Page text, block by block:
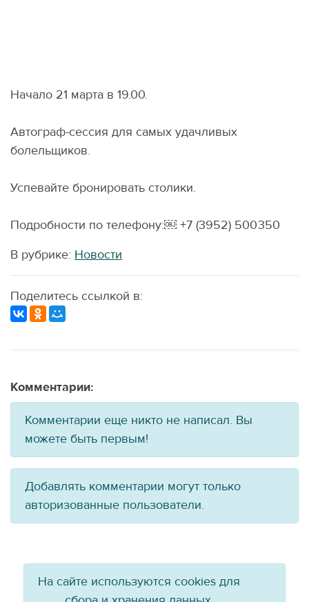
Начало 21 марта в 19.00.
Автограф-сессия для самых удачливых
болельщиков.
Успевайте бронировать столики.
Подробности по телефону:￼ +7 (3952) 500 350
В рубрике: Новости
Поделитесь ссылкой в:
Комментарии:
Комментарии еще никто не написал. Вы
можете быть первым!
Добавлять комментарии могут только
авторизованные пользователи.
На сайте используются cookies для